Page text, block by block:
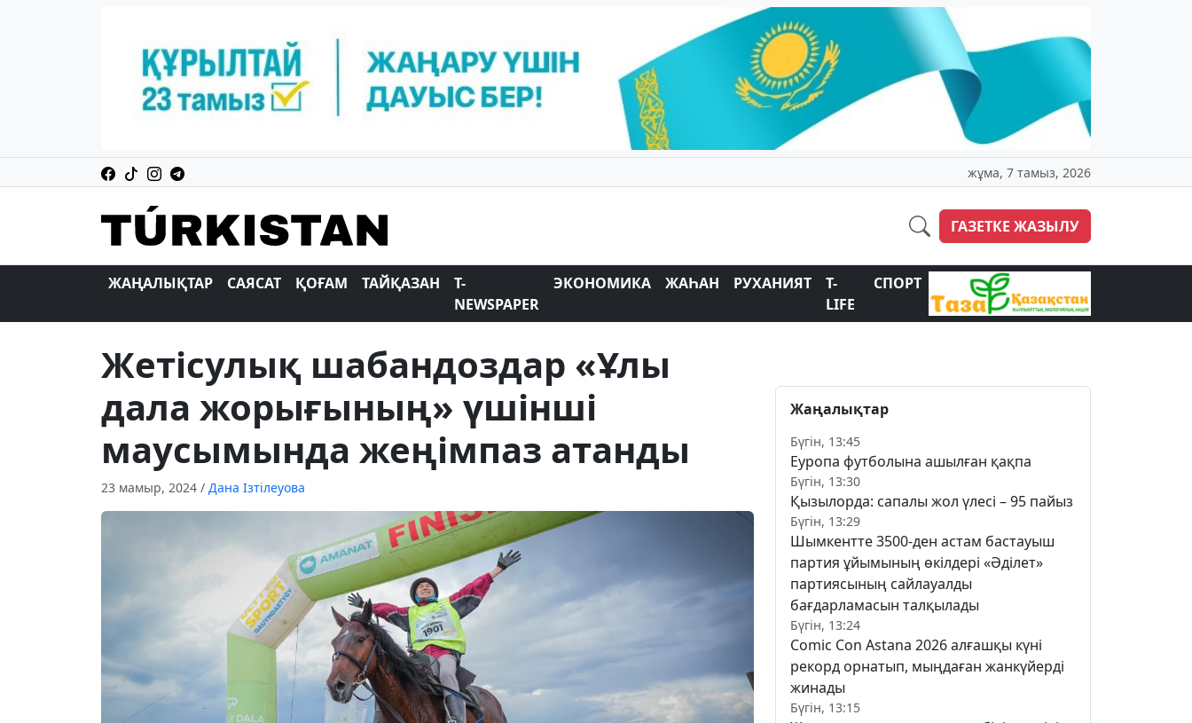
жұма, 7 тамыз, 2026
ГАЗЕТКЕ ЖАЗЫЛУ
ЖАҢАЛЫҚТАР САЯСАТ ҚОҒАМ ТАЙҚАЗАН
T-
NEWSPAPER
ЭКОНОМИКА ЖАҺАН РУХАНИЯТ
T-
LIFE
СПОРТ
Жетісулық шабандоздар «Ұлы
дала жорығының» үшінші
маусымында жеңімпаз атанды
23 мамыр, 2024 / Дана Ізтілеуова
Жаңалықтар
Бүгін, 13:45
Еуропа футболына ашылған қақпа
Бүгін, 13:30
Қызылорда: сапалы жол үлесі – 95 пайыз
Бүгін, 13:29
Шымкентте 3500-ден астам бастауыш
партия ұйымының өкілдері «Әділет»
партиясының сайлауалды
бағдарламасын талқылады
Бүгін, 13:24
Comic Con Astana 2026 алғашқы күні
рекорд орнатып, мыңдаған жанкүйерді
жинады
Бүгін, 13:15